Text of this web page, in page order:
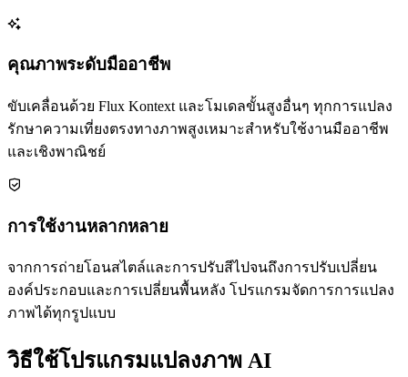
คุณภาพระดับมืออาชีพ
ขับเคลื่อนด้วย Flux Kontext และโมเดลขั้นสูงอื่นๆ ทุกการแปลง
รักษาความเที่ยงตรงทางภาพสูงเหมาะสำหรับใช้งานมืออาชีพ
และเชิงพาณิชย์
การใช้งานหลากหลาย
จากการถ่ายโอนสไตล์และการปรับสีไปจนถึงการปรับเปลี่ยน
องค์ประกอบและการเปลี่ยนพื้นหลัง โปรแกรมจัดการการแปลง
ภาพได้ทุกรูปแบบ
วิธีใช้โปรแกรมแปลงภาพ AI